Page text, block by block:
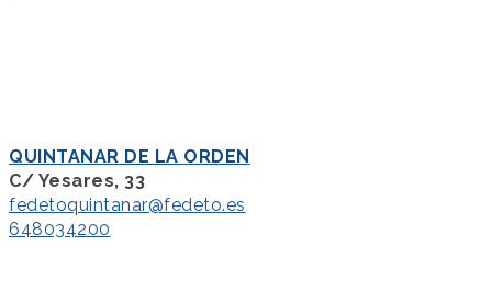
QUINTANAR DE LA ORDEN
C/ Yesares, 33
fedetoquintanar@fedeto.es
648034200